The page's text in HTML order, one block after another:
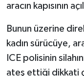
aracın kapısının
Bunun üzerine
kadın sürücüye,
ICE polisinin
ateş ettiği dikkati